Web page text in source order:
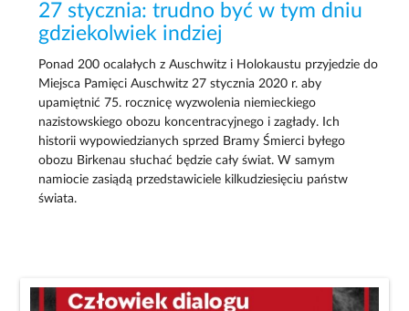
27 stycznia: trudno być w tym dniu
gdziekolwiek indziej
Ponad 200 ocalałych z Auschwitz i Holokaustu przyjedzie do
Miejsca Pamięci Auschwitz 27 stycznia 2020 r. aby
upamiętnić 75. rocznicę wyzwolenia niemieckiego
nazistowskiego obozu koncentracyjnego i zagłady. Ich
historii wypowiedzianych sprzed Bramy Śmierci byłego
obozu Birkenau słuchać będzie cały świat. W samym
namiocie zasiądą przedstawiciele kilkudziesięciu państw
świata.